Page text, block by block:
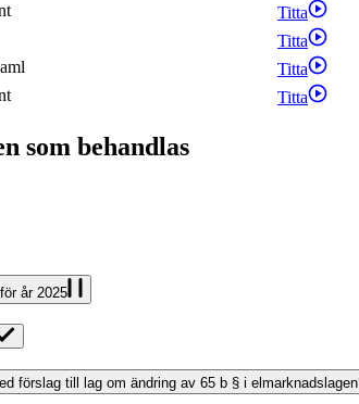
Titta
Titta
Titta
Titta
som behandlas
år 2025
förslag till lag om ändring av 65 b § i elmarknadslagen